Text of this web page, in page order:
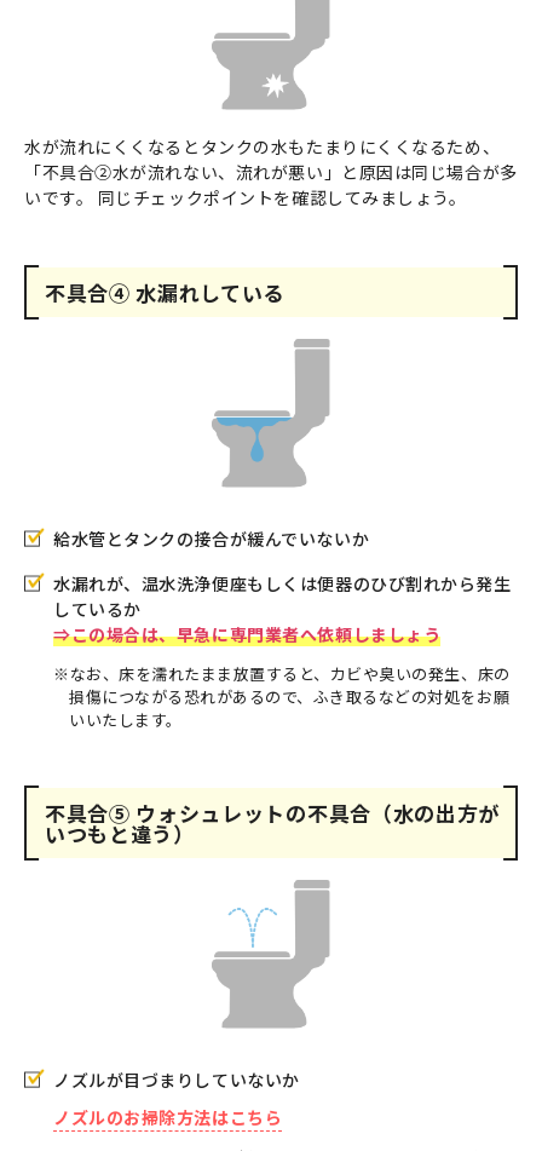
水が流れにくくなるとタンクの水もたまりにくくなるため、
「不具合②水が流れない、流れが悪い」と原因は同じ場合が多
いです。 同じチェックポイントを確認してみましょう。
不具合④ 水漏れしている
給水管とタンクの接合が緩んでいないか
水漏れが、温水洗浄便座もしくは便器のひび割れから発生
しているか
⇒この場合は、早急に専門業者へ依頼しましょう
※なお、床を濡れたまま放置すると、カビや臭いの発生、床の
損傷につながる恐れがあるので、ふき取るなどの対処をお願
いいたします。
不具合⑤ ウォシュレットの不具合（水の出方が
いつもと違う）
ノズルが目づまりしていないか
ノズルのお掃除方法はこちら